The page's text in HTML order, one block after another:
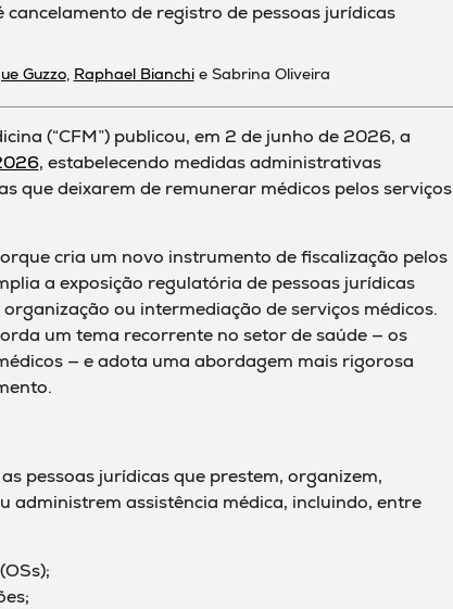
cancelamento de registro de pessoas jurídicas
Guzzo, Raphael Bianchie Sabrina Oliveira
(“CFM”) publicou, em 2 de junho de 2026, a
, estabelecendo medidas administrativas
que deixarem de remunerar médicos pelos serviços
cria um novo instrumento de fiscalização pelos
a exposição regulatória de pessoas jurídicas
ou intermediação de serviços médicos.
um tema recorrente no setor de saúde — os
— e adota uma abordagem mais rigorosa
pessoas jurídicas que prestem, organizem,
administrem assistência médica, incluindo, entre